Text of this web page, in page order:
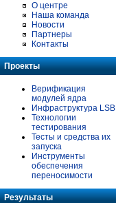
О центре
Наша команда
Новости
Партнеры
Контакты
Проекты
Верификация
модулей ядра
Инфраструктура LSB
Технологии
тестирования
Тесты и средства их
запуска
Инструменты
обеспечения
переносимости
Результаты